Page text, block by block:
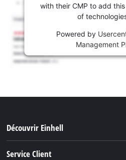
with their CMP to add
of
Powered by
Management
Découvrir Einhell
Service Client